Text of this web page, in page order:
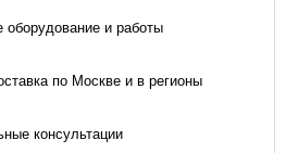
оборудование и работы
по Москве и в регионы
консультации